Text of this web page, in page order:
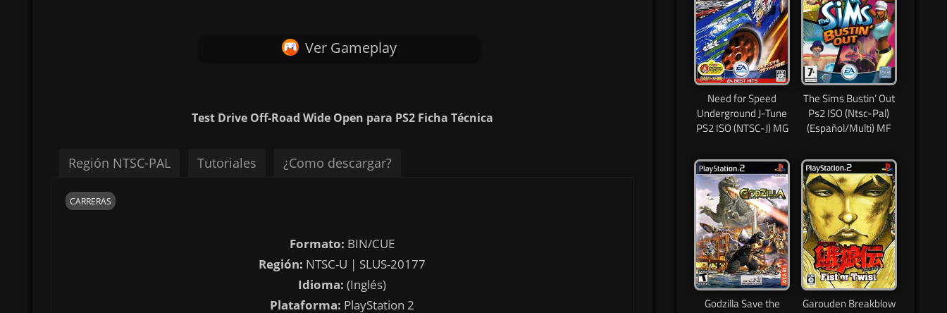
Ver Gameplay
Test Drive Off-Road Wide Open para PS2 Ficha Técnica
Región NTSC-PAL Tutoriales ¿Como descargar?
CARRERAS
Formato: BIN/CUE
Región: NTSC-U | SLUS-20177
Idioma: (Inglés)
Plataforma: PlayStation 2
Need for Speed
Underground J-Tune
PS2 ISO (NTSC-J) MG
The Sims Bustin’ Out
Ps2 ISO (Ntsc-Pal)
(Español/Multi) MF
Godzilla Save the
Garouden Breakblow